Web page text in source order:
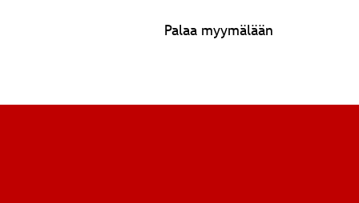
Palaa myymälään